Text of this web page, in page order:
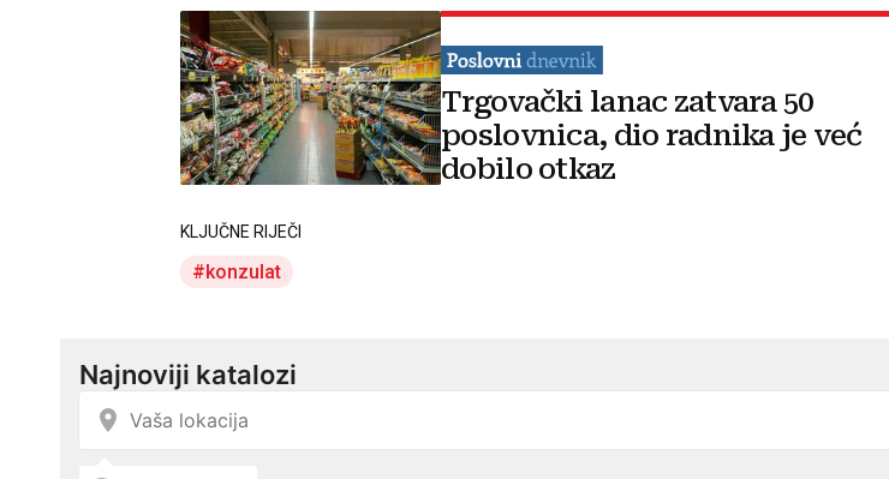
Trgovački lanac zatvara 50
poslovnica, dio radnika je već
dobilo otkaz
KLJUČNE RIJEČI
konzulat